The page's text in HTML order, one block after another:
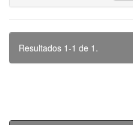
Resultados 1-1 de 1.